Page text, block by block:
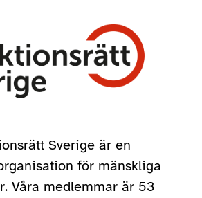
Sverige är en
för mänskliga
Våra medlemmar är 53